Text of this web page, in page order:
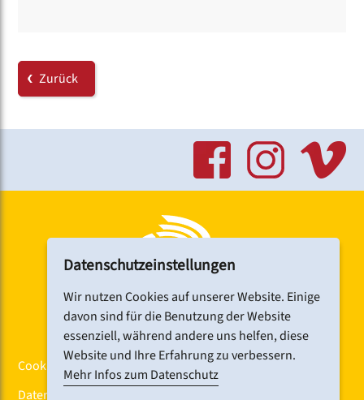
Hinweise zur Barrierefreiheit:
Am Eingang kann eine Rampe bereitgestellt werden.
Dafür wird eine Anmeldung beim Projektbüro
chorverband.de
Behindertengerechte Toiletten befinden sich im
Hallerstraße (Tram 6) sowie Lange Zeile oder
Klinikum Nord (Bus 34)
Zurück
Cookiebanner
Datenschutz
Datenschutzeinstellungen
Wir nutzen Cookies auf unserer Website. Einige
davon sind für die Benutzung der Website
essenziell, während andere uns helfen, diese
Website und Ihre Erfahrung zu verbessern.
Mehr Infos zum Datenschutz